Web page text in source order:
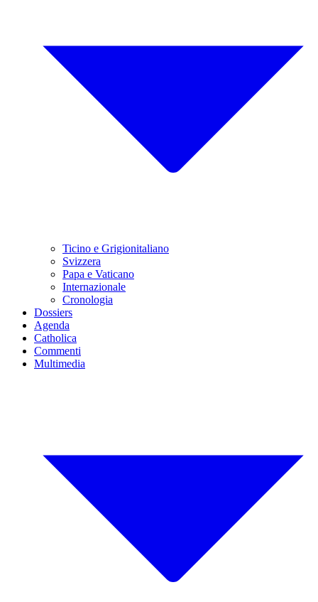
Ticino e Grigionitaliano
Svizzera
Papa e Vaticano
Internazionale
Cronologia
Dossiers
Agenda
Catholica
Commenti
Multimedia